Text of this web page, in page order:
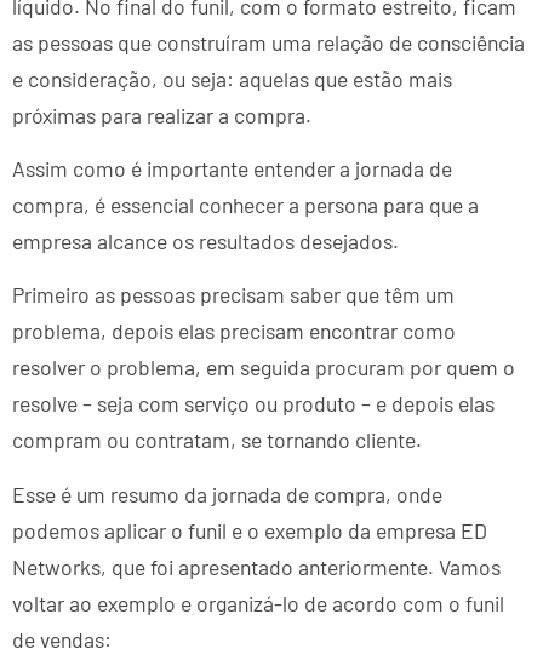
líquido. No final do funil, com o formato estreito, ficam
as pessoas que construíram uma relação de consciência
e consideração, ou seja: aquelas que estão mais
próximas para realizar a compra.
Assim como é importante entender a jornada de
compra, é essencial conhecer a persona para que a
empresa alcance os resultados desejados.
Primeiro as pessoas precisam saber que têm um
problema, depois elas precisam encontrar como
resolver o problema, em seguida procuram por quem o
resolve – seja com serviço ou produto – e depois elas
compram ou contratam, se tornando cliente.
Esse é um resumo da jornada de compra, onde
podemos aplicar o funil e o exemplo da empresa ED
Networks, que foi apresentado anteriormente. Vamos
voltar ao exemplo e organizá-lo de acordo com o funil
de vendas: